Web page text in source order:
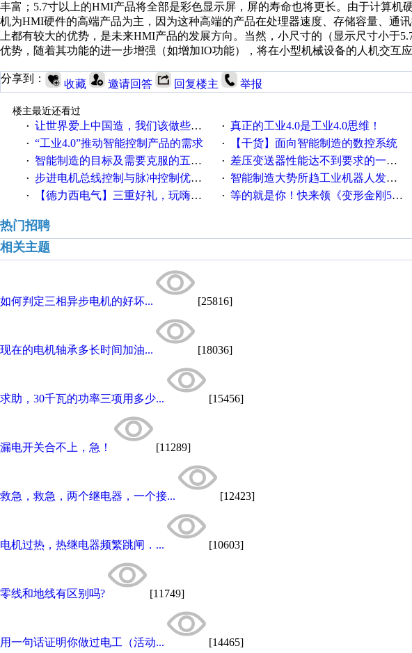
丰富；5.7寸以上的HMI产品将全部是彩色显示屏，屏的寿命也将更长。由于计算机
机为HMI硬件的高端产品为主，因为这种高端的产品在处理器速度、存储容量、通
上都有较大的优势，是未来HMI产品的发展方向。当然，小尺寸的（显示尺寸小于
优势，随着其功能的进一步增强（如增加IO功能），将在小型机械设备的人机交互
分享到： 收藏 邀请回答 回复楼主 举报
楼主最近还看过
· 让世界爱上中国造，我们该做些什么 · 真正的工业4.0是工业4.0思维！
· “工业4.0”推动智能控制产品的需求 · 【干货】面向智能制造的数控系统
· 智能制造的目标及需要克服的五个障碍 · 差压变送器性能达不到要求的一些因素
· 步进电机总线控制与脉冲控制优缺点 · 智能制造大势所趋工业机器人发展迅猛
· 【德力西电气】三重好礼，玩嗨夏日！ · 等的就是你！快来领《变形金刚5》观影券
热门招聘
相关主题
如何判定三相异步电机的好坏... [25816]
现在的电机轴承多长时间加油... [18036]
求助，30千瓦的功率三项用多少... [15456]
漏电开关合不上，急！ [11289]
救急，救急，两个继电器，一个接... [12423]
电机过热，热继电器频繁跳闸．... [10603]
零线和地线有区别吗? [11749]
用一句话证明你做过电工（活动... [14465]